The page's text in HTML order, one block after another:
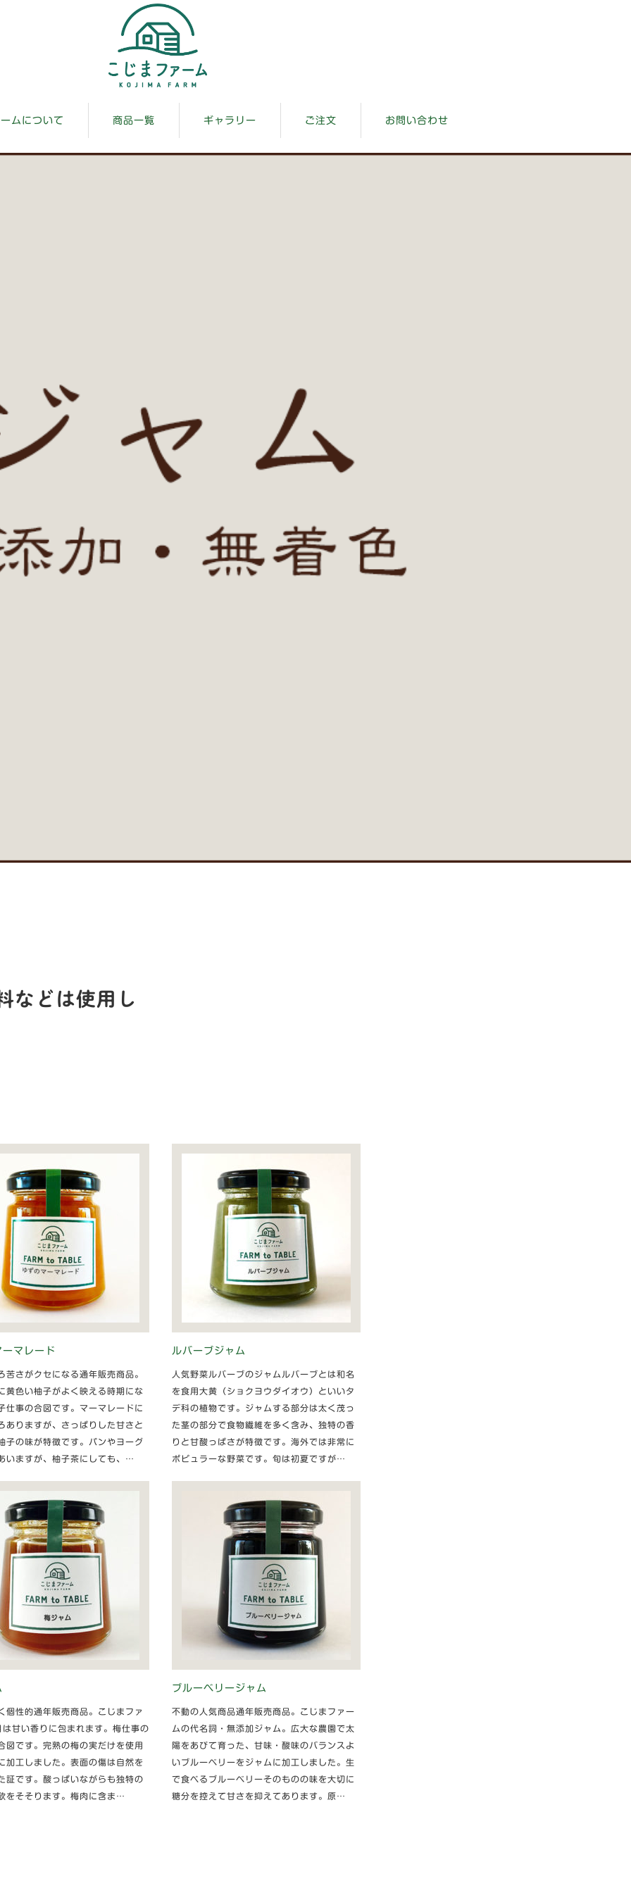
ムについて 商品一覧 ギャラリー ご注文 お問い合わせ
などは使用し
ーマレード
苦さがクセになる通年販売商品。
黄色い柚子がよく映える時期にな
仕事の合図です。マーマレードに
ありますが、さっぱりした甘さと
子の味が特徴です。パンやヨーグ
いますが、柚子茶にしても、…
ルバーブジャム
人気野菜ルバーブのジャムルバーブとは和名
を食用大黄（ショクヨウダイオウ）といいタ
デ科の植物です。ジャムする部分は太く茂っ
た茎の部分で食物繊維を多く含み、独特の香
りと甘酸っぱさが特徴です。海外では非常に
ポピュラーな野菜です。旬は初夏ですが…
個性的通年販売商品。こじまファ
は甘い香りに包まれます。梅仕事の
図です。完熟の梅の実だけを使用
加工しました。表面の傷は自然を
証です。酸っぱいながらも独特の
をそそります。梅肉に含ま…
ブルーベリージャム
不動の人気商品通年販売商品。こじまファー
ムの代名詞・無添加ジャム。広大な農園で太
陽をあびて育った、甘味・酸味のバランスよ
いブルーベリーをジャムに加工しました。生
で食べるブルーベリーそのものの味を大切に
糖分を控えて甘さを抑えてあります。原…